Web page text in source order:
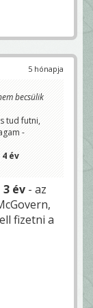
5 hónapja
becsülik
tud futni,
-
4 év
3 év - az
fizetni a